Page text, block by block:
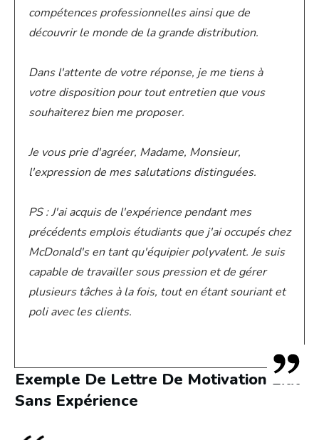
compétences professionnelles ainsi que de
découvrir le monde de la grande distribution.
Dans l'attente de votre réponse, je me tiens à
votre disposition pour tout entretien que vous
souhaiterez bien me proposer.
Je vous prie d'agréer, Madame, Monsieur,
l'expression de mes salutations distinguées.
PS : J'ai acquis de l'expérience pendant mes
précédents emplois étudiants que j'ai occupés chez
McDonald's en tant qu'équipier polyvalent. Je suis
capable de travailler sous pression et de gérer
plusieurs tâches à la fois, tout en étant souriant et
poli avec les clients.
Exemple De Lettre De Motivation Lidl
Sans Expérience